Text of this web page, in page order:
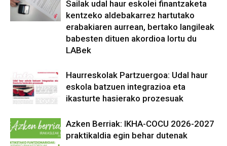
Sailak udal haur eskolei finantzaketa
kentzeko aldebakarrez hartutako
erabakiaren aurrean, bertako langileak
babesten dituen akordioa lortu du
LABek
Haurreskolak Partzuergoa: Udal haur
eskola batzuen integrazioa eta
ikasturte hasierako prozesuak
Azken Berriak: IKHA-COCU 2026-2027
praktikaldia egin behar dutenak